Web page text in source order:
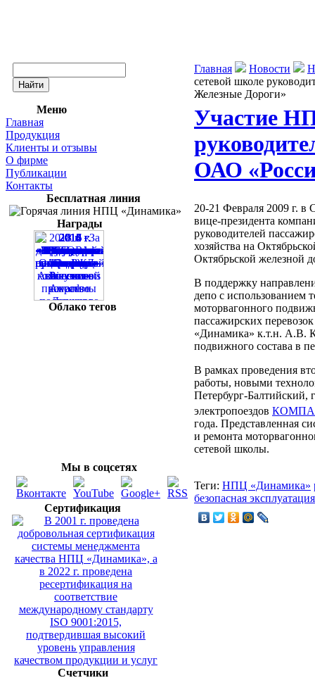
Меню
Главная
Продукция
Клиенты и отзывы
О фирме
Публикации
Контакты
Бесплатная линия
Награды
Облако тегов
Мы в соцсетях
Сертификация
Счетчики
Главная Новости
сетевой школе
Железные Дороги»
Участие
ОАО
20-21 Февраля 2009 г. в
вице-президента
руководителей
хозяйства на
Октябрьской железной
В поддержку
депо с использованием
моторвагонного
пассажирских
«Динамика» к.т.н. А.В.
подвижного состава в
В рамках проведения
работы, новыми
Петербург-Балтийский,
электропоездов
года. Представленная
и ремонта
сетевой школы.
Теги: НПЦ «Динамика»
безопасная эксплуатация